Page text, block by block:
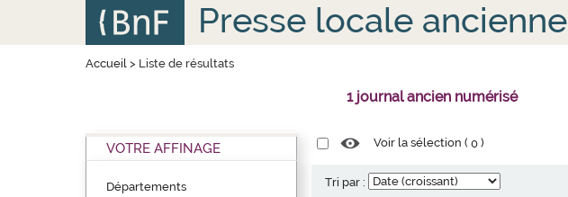
Presse locale ancienne
Accueil> Liste de résultats
1 journal ancien numérisé
VOTRE AFFINAGE
Départements
Voir la sélection (0 )
Tri par :
Panneau de gestion des cookies